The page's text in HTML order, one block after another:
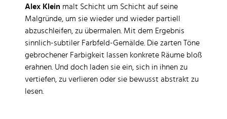
Alex Klein malt Schicht um Schicht auf seine
Malgründe, um sie wieder und wieder partiell
abzuschleifen, zu übermalen. Mit dem Ergebnis
sinnlich-subtiler Farbfeld-Gemälde. Die zarten Töne
gebrochener Farbigkeit lassen konkrete Räume bloß
erahnen. Und doch laden sie ein, sich in ihnen zu
vertiefen, zu verlieren oder sie bewusst abstrakt zu
lesen.